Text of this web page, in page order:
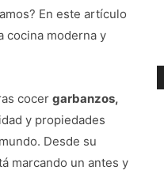
En este artículo
cocina moderna y
cocer garbanzos,
y propiedades
Desde su
marcando un antes y